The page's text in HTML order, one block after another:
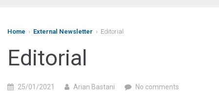
Home › External Newsletter › Editorial
Editorial
25/01/2021 Arian Bastani No comments